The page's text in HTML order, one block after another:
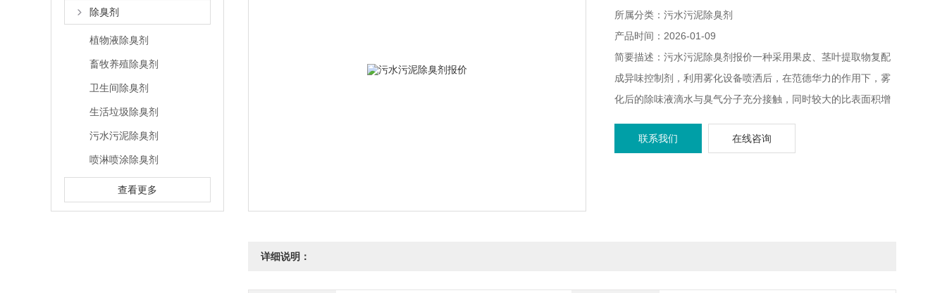
除臭剂
植物液除臭剂
畜牧养殖除臭剂
卫生间除臭剂
生活垃圾除臭剂
污水污泥除臭剂
喷淋喷涂除臭剂
查看更多
所属分类：污水污泥除臭剂
产品时间：2026-01-09
简要描述：污水污泥除臭剂报价一种采用果皮、茎叶提取物复配
成异味控制剂，利用雾化设备喷洒后，在范德华力的作用下，雾
化后的除味液滴水与臭气分子充分接触，同时较大的比表面积增
生成无味的化合物。对硫化氢、氨、甲硫醇、甲硫醚，去除率
联系我们 在线咨询
详细说明：